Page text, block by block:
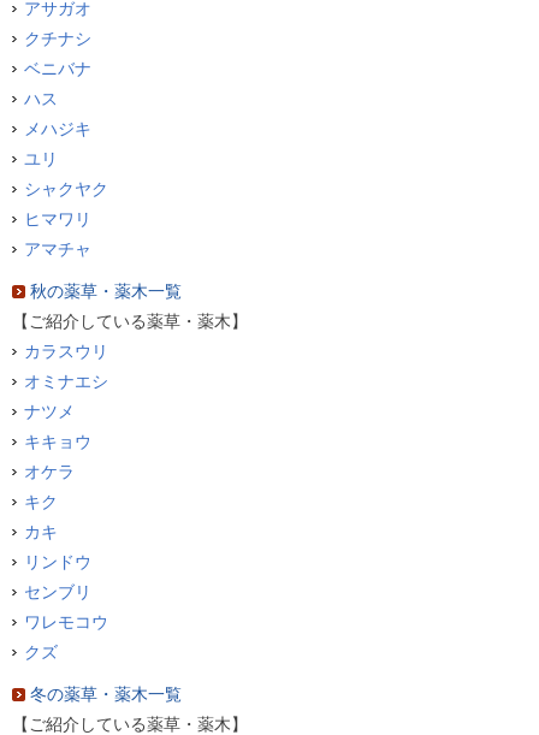
アサガオ
クチナシ
ベニバナ
ハス
メハジキ
ユリ
シャクヤク
ヒマワリ
アマチャ
秋の薬草・薬木一覧
【ご紹介している薬草・薬木】
カラスウリ
オミナエシ
ナツメ
キキョウ
オケラ
キク
カキ
リンドウ
センブリ
ワレモコウ
クズ
冬の薬草・薬木一覧
【ご紹介している薬草・薬木】